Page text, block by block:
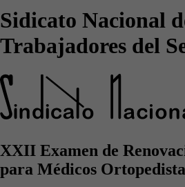
Sidicato Nacional
Trabajadores del
XXII Examen de
para Médicos